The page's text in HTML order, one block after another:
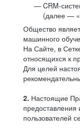
CRM-
(далее —
Общество
машинного
На Сайте, в
относящихся к
Для целей
2. Настоящие
пользователей